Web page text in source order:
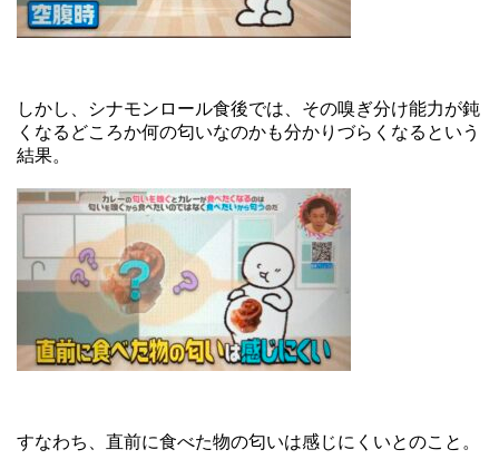
しかし、シナモンロール食後では、その嗅ぎ分け能力が鈍
くなるどころか何の匂いなのかも分かりづらくなるという
結果。
すなわち、直前に食べた物の匂いは感じにくいとのこと。